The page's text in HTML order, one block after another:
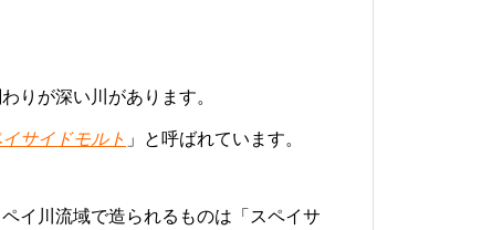
りが深い川があります。
サイドモルト 」と呼ばれています。
イ川流域で造られるものは「スペイサ